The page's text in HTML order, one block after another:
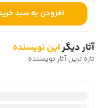
افزودن به سبد
آثار دیگراین نویسنده
تازه ترین آثار نویسنده